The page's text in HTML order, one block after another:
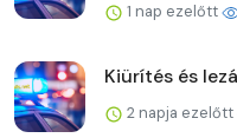
1 nap ezelőtt
Kiürítés és
2 napja ezelőtt